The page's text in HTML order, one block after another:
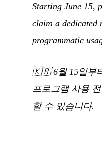
Starting June 15,
claim a dedicated
programmatic
🇰🇷6월 15일부
프로그램 사용
할 수 있습니다.